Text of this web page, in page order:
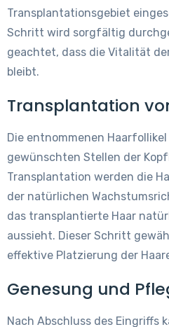
Transplantationsgebiet
Schritt wird sorgfältig
geachtet, dass die Vitalität
bleibt.
Transplantation
Die entnommenen
gewünschten Stellen der
Transplantation werden die
der natürlichen
das transplantierte Haar
aussieht. Dieser Schritt
effektive Platzierung der
Genesung und
Nach Abschluss des Eingriffs